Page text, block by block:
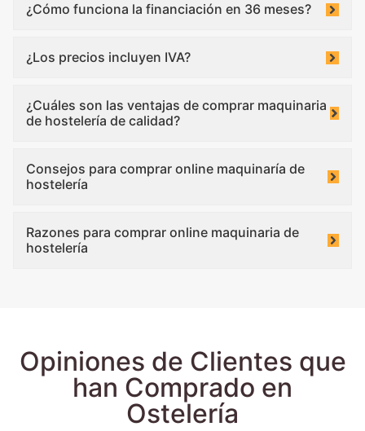
¿Cómo funciona la financiación en 36 meses?
¿Los precios incluyen IVA?
¿Cuáles son las ventajas de comprar maquinaria
de hostelería de calidad?
Consejos para comprar online maquinaría de
hostelería
Razones para comprar online maquinaria de
hostelería
Opiniones de Clientes que
han Comprado en
Ostelería